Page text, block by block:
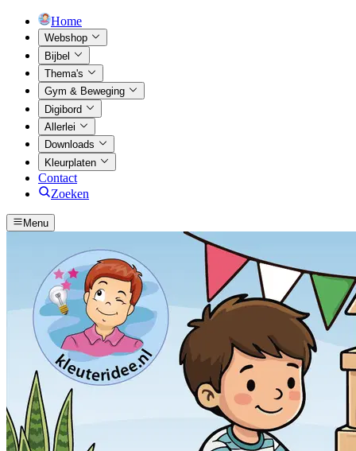
Home
Webshop
Bijbel
Thema's
Gym & Beweging
Digibord
Allerlei
Downloads
Kleurplaten
Contact
Zoeken
Menu